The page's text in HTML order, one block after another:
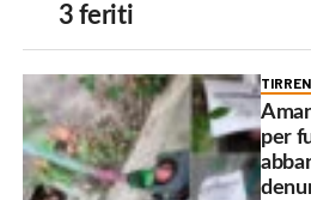
3 feriti
per